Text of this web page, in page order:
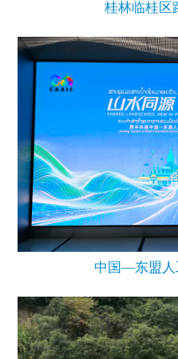
桂林临桂区
中国—东盟人